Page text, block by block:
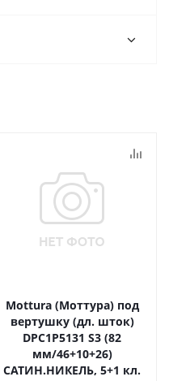
Mottura (Моттура) под
вертушку (дл. шток)
DPC1P5131 S3 (82
мм/46+10+26)
САТИН.НИКЕЛЬ, 5+1 кл.